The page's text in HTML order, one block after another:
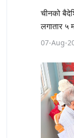
चीनको
लगातार ५
07-Aug-